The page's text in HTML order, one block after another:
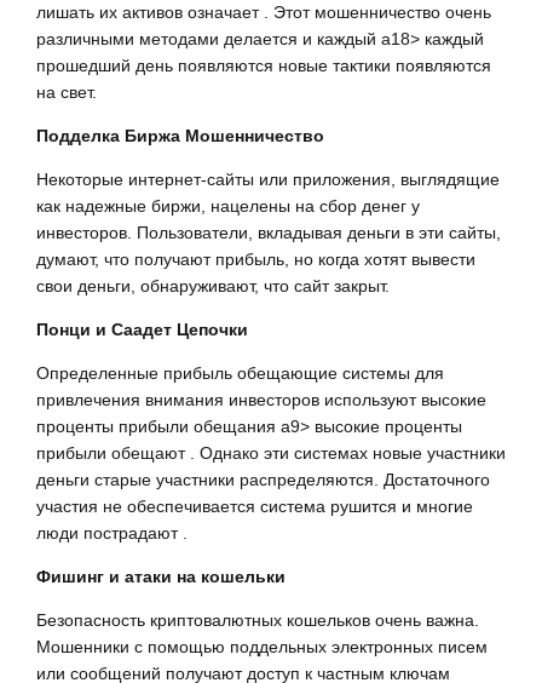
лишать их активов означает . Этот мошенничество очень
различными методами делается и каждый a18> каждый
прошедший день появляются новые тактики появляются
на свет.
Подделка Биржа Мошенничество
Некоторые интернет-сайты или приложения, выглядящие
как надежные биржи, нацелены на сбор денег у
инвесторов. Пользователи, вкладывая деньги в эти сайты,
думают, что получают прибыль, но когда хотят вывести
свои деньги, обнаруживают, что сайт закрыт.
Понци и Саадет Цепочки
Определенные прибыль обещающие системы для
привлечения внимания инвесторов используют высокие
проценты прибыли обещания a9> высокие проценты
прибыли обещают . Однако эти системах новые участники
деньги старые участники распределяются. Достаточного
участия не обеспечивается система рушится и многие
люди пострадают .
Фишинг и атаки на кошельки
Безопасность криптовалютных кошельков очень важна.
Мошенники с помощью поддельных электронных писем
или сообщений получают доступ к частным ключам